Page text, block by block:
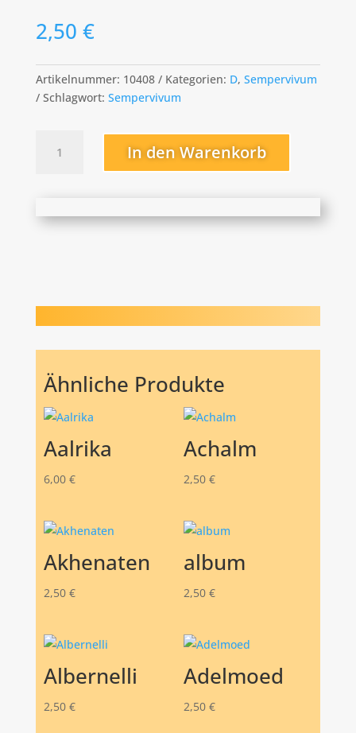
2,50 €
Artikelnummer: 10408 Kategorien: D, Sempervivum
Schlagwort: Sempervivum
´Arcy
In den Warenkorb
Ähnliche Produkte
Aalrika
6,00 €
Achalm
2,50 €
Akhenaten
2,50 €
album
2,50 €
Albernelli
2,50 €
Adelmoed
2,50 €